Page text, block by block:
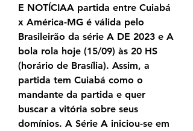
E NOTÍCIAA partida entre Cuiabá
x América-MG é válida pelo
Brasileirão da série A DE 2023 e A
bola rola hoje (15/09) às 20 HS
(horário de Brasília). Assim, a
partida tem Cuiabá como o
mandante da partida e quer
buscar a vitória sobre seus
domínios. A Série A iniciou-se em